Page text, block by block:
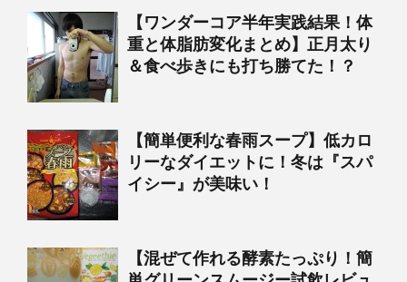
【ワンダーコア半年実践結果！体
重と体脂肪変化まとめ】正月太り
＆食べ歩きにも打ち勝てた！？
【簡単便利な春雨スープ】低カロ
リーなダイエットに！冬は『スパ
イシー』が美味い！
【混ぜて作れる酵素たっぷり！簡